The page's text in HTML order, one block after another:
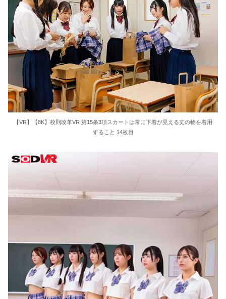
【VR】【8K】校則改革VR 第15条3項スカートは常に下着が見える丈の物を着用
すること 14枚目